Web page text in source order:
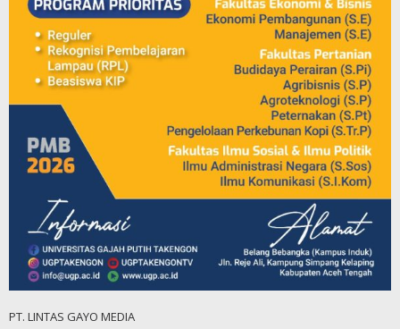
PT. LINTAS GAYO MEDIA